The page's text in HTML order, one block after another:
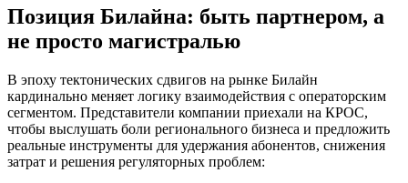
Позиция Билайна: быть партнером, а
не просто магистралью
В эпоху тектонических сдвигов на рынке Билайн
кардинально меняет логику взаимодействия с операторским
сегментом. Представители компании приехали на КРОС,
чтобы выслушать боли регионального бизнеса и предложить
реальные инструменты для удержания абонентов, снижения
затрат и решения регуляторных проблем: